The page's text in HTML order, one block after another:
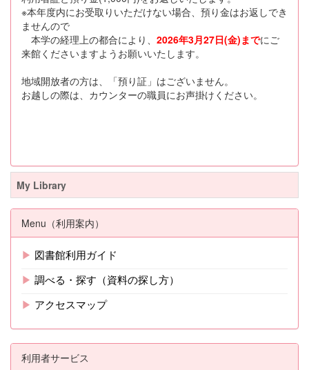
※本年度内にお受取りいただけない場合、預り金はお返しでき
ませんので
本学の経理上の都合により、 2026年3月27日(金)までにご
来館くださいますようお願いいたします。
地域開放者の方は、「預り証」はございません。
お越しの際は、カウンターの職員にお声掛けください。
My Library
Menu（利用案内）
▶ 図書館利用ガイド
▶ 調べる・探す（資料の探し方）
▶ アクセスマップ
利用者サービス